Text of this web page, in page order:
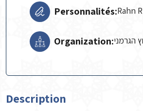
Personnalités:Rahn
Organization:
Description